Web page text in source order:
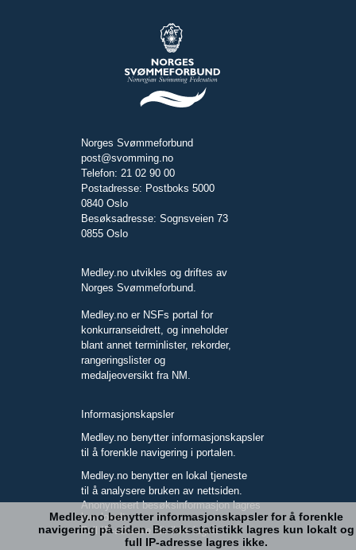
Norges Svømmeforbund
post@svomming.no
Telefon: 21 02 90 00
Postadresse: Postboks 5000
0840 Oslo
Besøksadresse: Sognsveien 73
0855 Oslo
Medley.no utvikles og driftes av
Norges Svømmeforbund.
Medley.no er NSFs portal for
konkurranseidrett, og inneholder
blant annet terminlister, rekorder,
rangeringslister og
medaljeoversikt fra NM.
Informasjonskapsler
Medley.no benytter informasjonskapsler
til å forenkle navigering i portalen.
Medley.no benytter en lokal tjeneste
til å analysere bruken av nettsiden.
Anonymisert besøksinformasjon lagres
kun lokalt.
Full IP-adresse blir ikke lagret.
Medley.no benytter informasjonskapsler for å forenkle
navigering på siden. Besøksstatistikk lagres kun lokalt og
full IP-adresse lagres ikke.